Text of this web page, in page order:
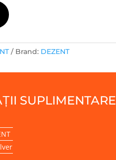
Brand: DEZENT
SUPLIMENTARE